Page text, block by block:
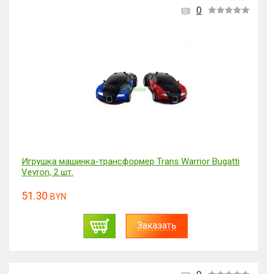
0
Игрушка машинка-трансформер Trans Warrior Bugatti
Veyron, 2 шт.
51.30 BYN
Заказать